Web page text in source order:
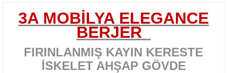
3A MOBİLYA ELEGANCE
BERJER
FIRINLANMIŞ KAYIN KERESTE
İSKELET AHŞAP GÖVDE